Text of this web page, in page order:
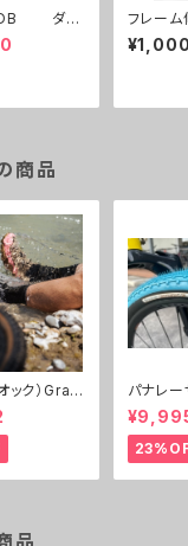
DB ダー
ールホワ
フレー
¥1,000
商品
ク）Gran
パナレ
ルキング 700C 32c,3
8c 限
品